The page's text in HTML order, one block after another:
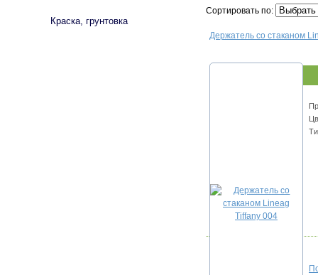
Сортировать по:
Держатель со стаканом
Краска, грунтовка